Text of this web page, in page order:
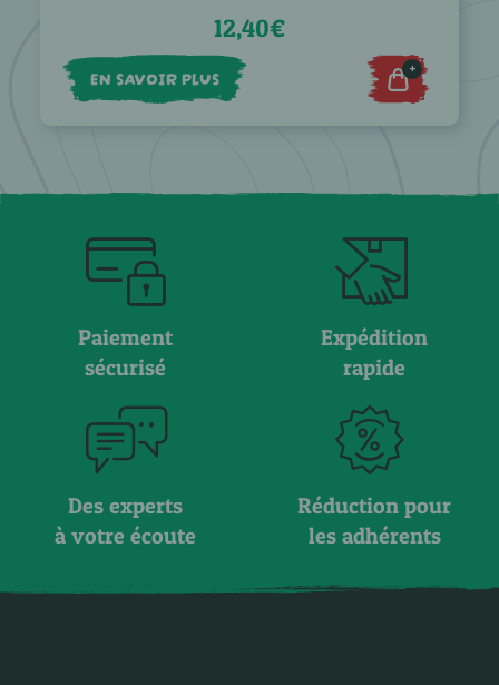
12,40€
EN SAVOIR PLUS +
Paiement
sécurisé
Expédition
rapide
Des experts
à votre écoute
Réduction pour
les adhérents